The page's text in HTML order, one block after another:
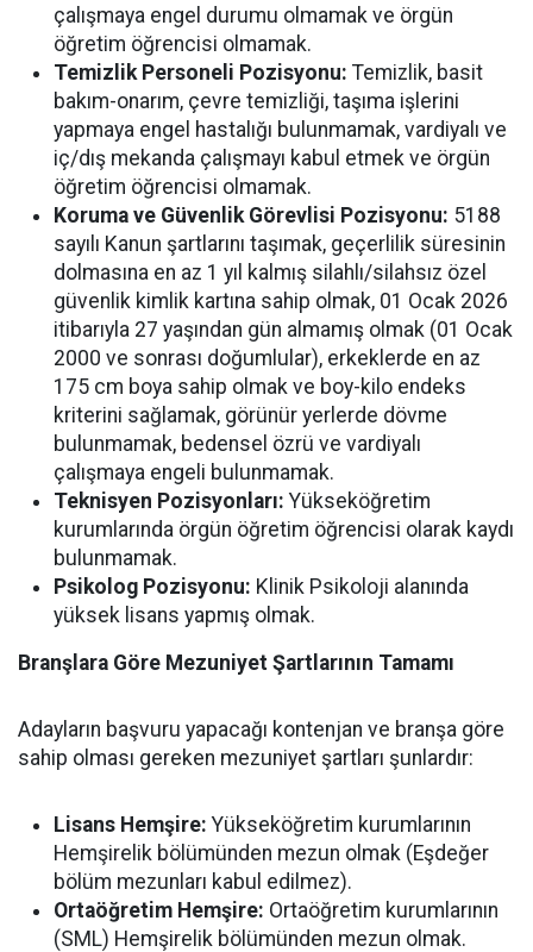
çalışmaya engel durumu olmamak ve örgün
öğretim öğrencisi olmamak.
Temizlik Personeli Pozisyonu: Temizlik, basit
bakım-onarım, çevre temizliği, taşıma işlerini
yapmaya engel hastalığı bulunmamak, vardiyalı ve
iç/dış mekanda çalışmayı kabul etmek ve örgün
öğretim öğrencisi olmamak.
Koruma ve Güvenlik Görevlisi Pozisyonu: 5188
sayılı Kanun şartlarını taşımak, geçerlilik süresinin
dolmasına en az 1 yıl kalmış silahlı/silahsız özel
güvenlik kimlik kartına sahip olmak, 01 Ocak 2026
itibarıyla 27 yaşından gün almamış olmak (01 Ocak
2000 ve sonrası doğumlular), erkeklerde en az
175 cm boya sahip olmak ve boy-kilo endeks
kriterini sağlamak, görünür yerlerde dövme
bulunmamak, bedensel özrü ve vardiyalı
çalışmaya engeli bulunmamak.
Teknisyen Pozisyonları: Yükseköğretim
kurumlarında örgün öğretim öğrencisi olarak kaydı
bulunmamak.
Psikolog Pozisyonu: Klinik Psikoloji alanında
yüksek lisans yapmış olmak.
Branşlara Göre Mezuniyet Şartlarının Tamamı
Adayların başvuru yapacağı kontenjan ve branşa göre
sahip olması gereken mezuniyet şartları şunlardır:
Lisans Hemşire: Yükseköğretim kurumlarının
Hemşirelik bölümünden mezun olmak (Eşdeğer
bölüm mezunları kabul edilmez).
Ortaöğretim Hemşire: Ortaöğretim kurumlarının
(SML) Hemşirelik bölümünden mezun olmak.